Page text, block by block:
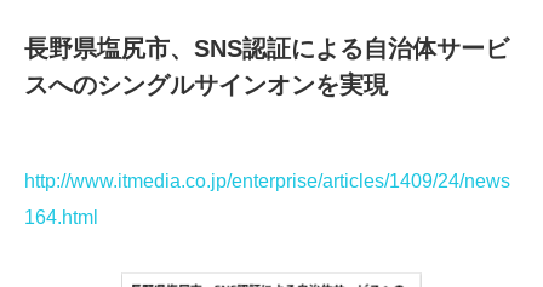
長野県塩尻市、SNS認証による自治体サービ
スへのシングルサインオンを実現
http://www.itmedia.co.jp/enterprise/articles/1409/24/news
164.html